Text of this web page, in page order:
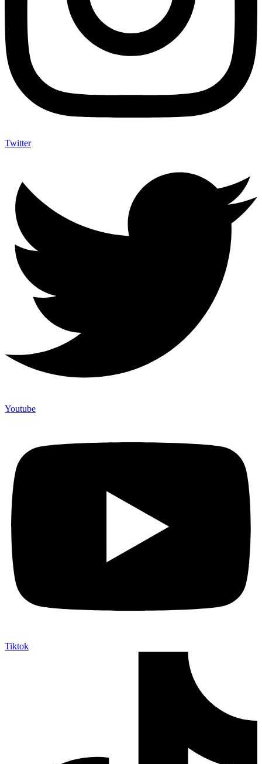
Twitter
Youtube
Tiktok